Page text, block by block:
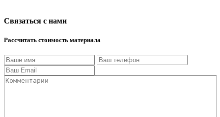
Связаться с нами
Рассчитать стоимость материала